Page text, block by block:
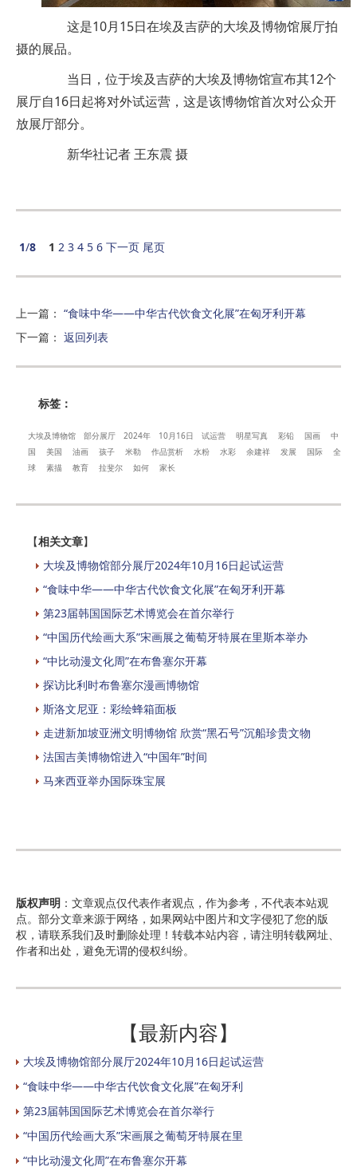
这是10月15日在埃及吉萨的大埃及博物馆展厅拍
摄的展品。
当日，位于埃及吉萨的大埃及博物馆宣布其12个
展厅自16日起将对外试运营，这是该博物馆首次对公众开
放展厅部分。
新华社记者 王东震 摄
1/8 1 2 3 4 5 6 下一页 尾页
上一篇 ： “食味中华——中华古代饮食文化展”在匈牙利开幕
下一篇 ： 返回列表
标签：
大埃及博物馆 部分展厅 2024年 10月16日 试运营 明星写真 彩铅 国画
中
国
美国 油画 孩子 米勒 作品赏析 水粉 水彩 余建祥 发展 国际
全
球
素描 教育 拉斐尔 如何 家长
【相关文章】
大埃及博物馆部分展厅2024年10月16日起试运营
“食味中华——中华古代饮食文化展”在匈牙利开幕
第23届韩国国际艺术博览会在首尔举行
“中国历代绘画大系”宋画展之葡萄牙特展在里斯本举办
“中比动漫文化周”在布鲁塞尔开幕
探访比利时布鲁塞尔漫画博物馆
斯洛文尼亚：彩绘蜂箱面板
走进新加坡亚洲文明博物馆 欣赏“黑石号”沉船珍贵文物
法国吉美博物馆进入“中国年”时间
马来西亚举办国际珠宝展
版权声明 ：文章观点仅代表作者观点，作为参考，不代表本站观
点。部分文章来源于网络，如果网站中图片和文字侵犯了您的版
权，请联系我们及时删除处理！转载本站内容，请注明转载网址、
作者和出处，避免无谓的侵权纠纷。
【最新内容】
大埃及博物馆部分展厅2024年10月16日起试运营
“食味中华——中华古代饮食文化展”在匈牙利
第23届韩国国际艺术博览会在首尔举行
“中国历代绘画大系”宋画展之葡萄牙特展在里
“中比动漫文化周”在布鲁塞尔开幕